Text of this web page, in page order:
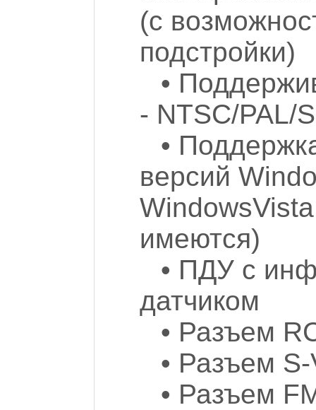
(с
подстройки)
•
- NTSC/PAL/
•
версий
имеются)
• ПДУ с
датчиком
• Разъем
• Разъем
• Разъем